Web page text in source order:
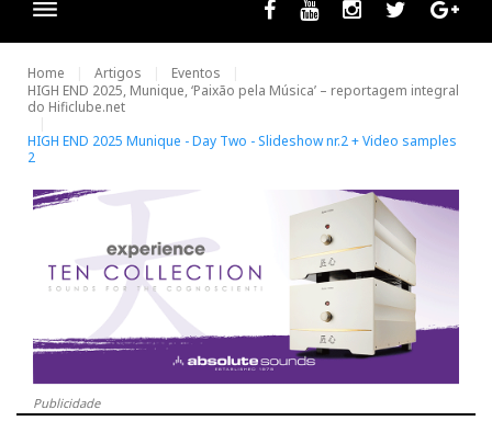
Facebook
Youtube InstagramTwitter
Home Artigos
Eventos
HIGH END 2025, Munique, ‘Paixão pela Música’ – reportagem integral
do Hificlube.net
HIGH END 2025 Munique - Day Two - Slideshow nr.2 + Video samples
2
Publicidade